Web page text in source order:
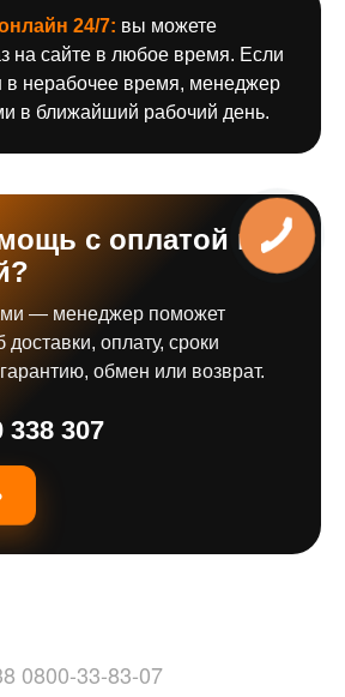
24/7: вы можете
на сайте в любое время. Если
в нерабочее время, менеджер
в ближайший рабочий день.
с оплатой или
— менеджер поможет
доставки, оплату, сроки
обмен или возврат.
338 307
0800-33-83-07